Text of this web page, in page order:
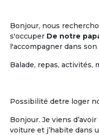
Bonjour, nous
s'occuper De notre
l'accompagner dans
Balade, repas, activités,
Possibilité detre loger
Bonjour. Je viens
voiture et j’habite dans